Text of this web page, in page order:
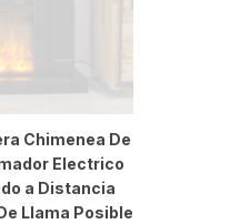
Chimenea De
Electrico
a Distancia
Llama Posible